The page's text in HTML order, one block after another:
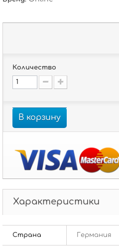
Количество
В корзину
Характеристики
Страна Германия